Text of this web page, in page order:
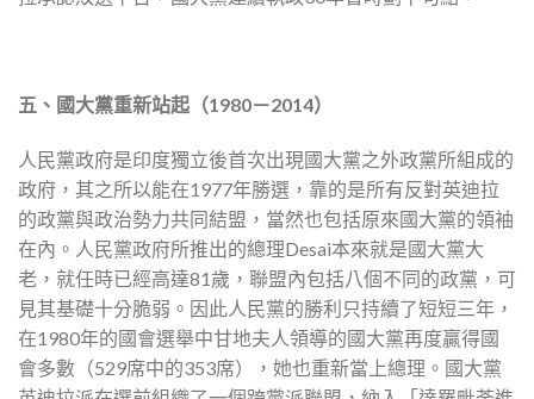
五、國大黨重新站起（1980－2014）
人民黨政府是印度獨立後首次出現國大黨之外政黨所組成的
政府，其之所以能在1977年勝選，靠的是所有反對英迪拉
的政黨與政治勢力共同結盟，當然也包括原來國大黨的領袖
在內。人民黨政府所推出的總理Desai本來就是國大黨大
老，就任時已經高達81歲，聯盟內包括八個不同的政黨，可
見其基礎十分脆弱。因此人民黨的勝利只持續了短短三年，
在1980年的國會選舉中甘地夫人領導的國大黨再度贏得國
會多數（529席中的353席），她也重新當上總理。國大黨